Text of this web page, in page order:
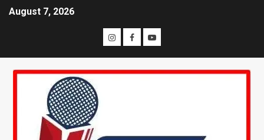
August 7, 2026